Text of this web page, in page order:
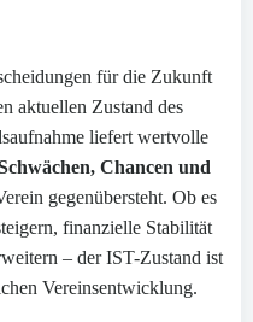
für die Zukunft
aktuellen Zustand des
liefert wertvolle
Chancen und
gegenübersteht. Ob es
finanzielle Stabilität
– der IST-Zustand ist
Vereinsentwicklung.